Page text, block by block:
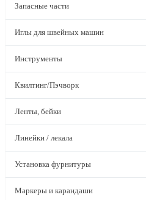
Запасные части
Иглы для швейных машин
Инструменты
Квилтинг/Пэчворк
Ленты, бейки
Линейки / лекала
Установка фурнитуры
Маркеры и карандаши